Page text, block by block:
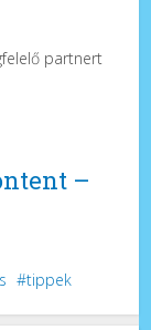
partnert
–
tippek